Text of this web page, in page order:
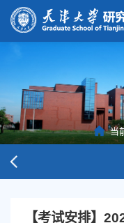
当
【考试安排】